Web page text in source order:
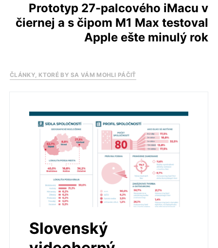
Prototyp 27-palcového iMacu v
čiernej a s čipom M1 Max testoval
Apple ešte minulý rok
ČLÁNKY, KTORÉ BY SA VÁM MOHLI PÁČIŤ
Slovenský